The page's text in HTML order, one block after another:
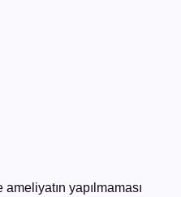
yapılmaması